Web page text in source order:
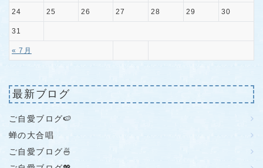
« 7月
24 25 26 27 28 29 30
31
最新ブログ
ご自愛ブログ🍉
蝉の大合唱
ご自愛ブログ🍜